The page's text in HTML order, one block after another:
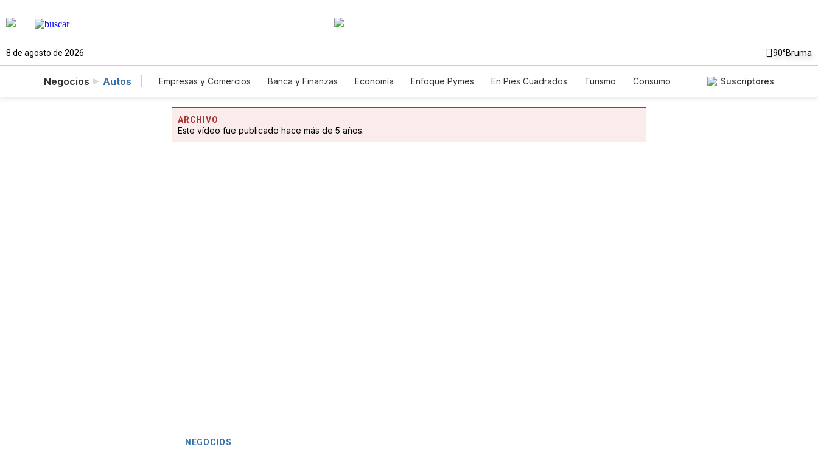
8 de agosto de 2026 90°Bruma
Negocios Autos Empresas y Comercios Banca y Finanzas Economía Enfoque Pymes En Pies Cuadrados Turismo
Consumo
Suscriptores
ARCHIVO
Este vídeo fue publicado hace más de 5 años.
NEGOCIOS